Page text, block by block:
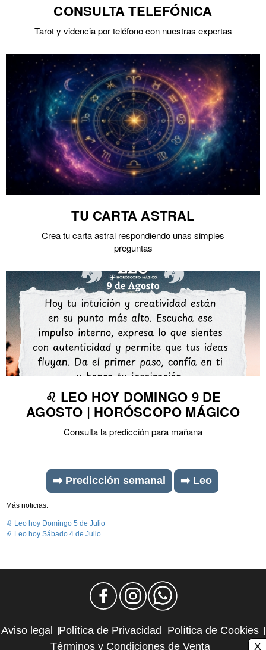
CONSULTA TELEFÓNICA
Tarot y videncia por teléfono con nuestras expertas
TU CARTA ASTRAL
Crea tu carta astral respondiendo unas simples
preguntas
♌ LEO HOY DOMINGO 9 DE
AGOSTO | HORÓSCOPO MÁGICO
Consulta la predicción para mañana
➡️ Predicción semanal ➡️ Leo
Más noticias:
♌ Leo hoy Domingo 5 de Julio
♌ Leo hoy Sábado 4 de Julio
Aviso legal Política de Privacidad
Política de Cookies
Términos y Condiciones de Venta
X